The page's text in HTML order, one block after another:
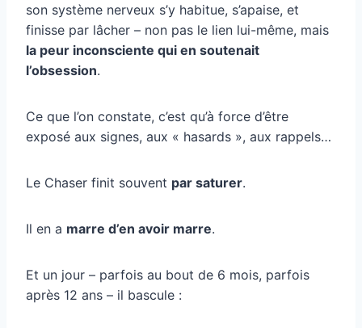
son système nerveux s’y habitue, s’apaise, et
finisse par lâcher – non pas le lien lui-même, mais
la peur inconsciente qui en soutenait
l’obsession.
Ce que l’on constate, c’est qu’à force d’être
exposé aux signes, aux « hasards », aux rappels…
Le Chaser finit souvent par saturer.
Il en a marre d’en avoir marre.
Et un jour – parfois au bout de 6 mois, parfois
après 12 ans – il bascule :